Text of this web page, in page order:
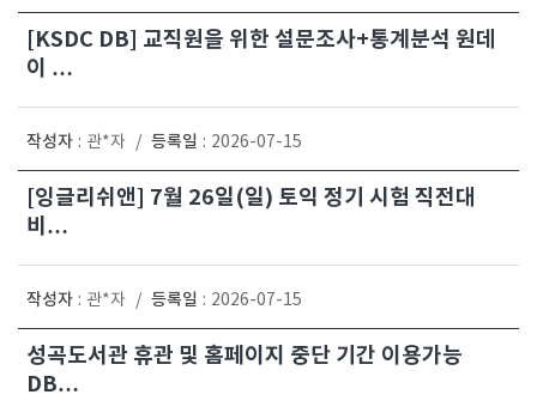
[KSDC DB] 교직원을 위한 설문조사+통계분석 원데
이 …
작성자 : 관*자 / 등록일 : 2026-07-15
[잉글리쉬앤] 7월 26일(일) 토익 정기 시험 직전대
비…
작성자 : 관*자 / 등록일 : 2026-07-15
성곡도서관 휴관 및 홈페이지 중단 기간 이용가능
DB…